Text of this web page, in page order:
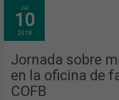
Jul
10
2018
Jornada sobre
en la oficina de
COFB
JORNADA
SOBRE
MERCHANDISING
EN
LA
OFICINA
DE
EL
COFB